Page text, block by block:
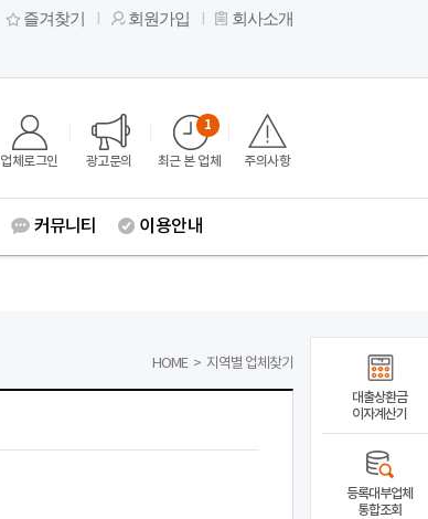
즐겨찾기 회원가입 회사소개
업체로그인 광고문의 최근 본 업체
1
주의사항
커뮤니티 이용안내
HOME > 지역별 업체찾기
대출상환금
이자계산기
등록대부업체
통합조회